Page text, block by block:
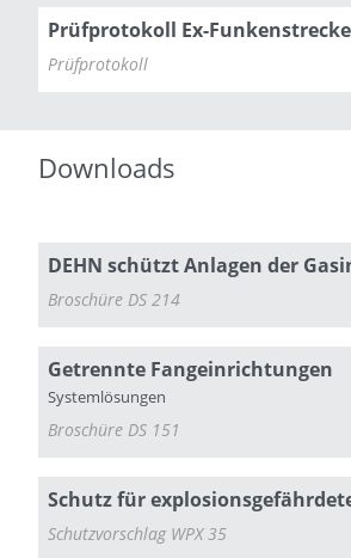
Prüfprotokoll Ex-
Prüfprotokoll
Downloads
DEHN schützt Anlagen der
Broschüre DS 214
Getrennte Fangeinrichtungen
Systemlösungen
Broschüre DS 151
Schutz für
Schutzvorschlag WPX 35